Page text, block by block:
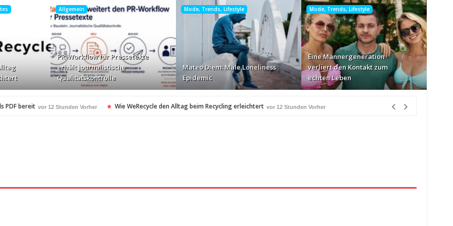
Allgemein
PR-Workflow für Pressetexte
erhält journalistische
Qualitätskontrolle
Mode, Trends, Lifestyle
Mateo Diem: Male Loneliness
Epidemic
Mode, Trends, Lifestyle
Eine Männergeneration
verliert den Kontakt zum
echten Leben
PDF bereit vor 12 Stunden Vorher Wie WeRecycle den Alltag beim Recycling erleichtert vor 12 Stunden Vorher
Europas für Extreme Platform ONE